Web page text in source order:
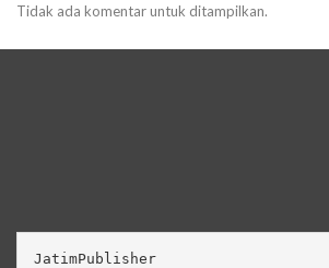
Tidak ada komentar untuk ditampilkan.
JatimPublisher